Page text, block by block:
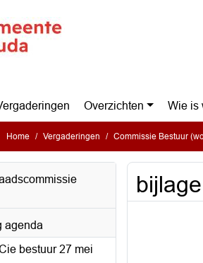
Overzichten Wie is
Home Vergaderingen Commissie Bestuur
agenda
bestuur 27 mei